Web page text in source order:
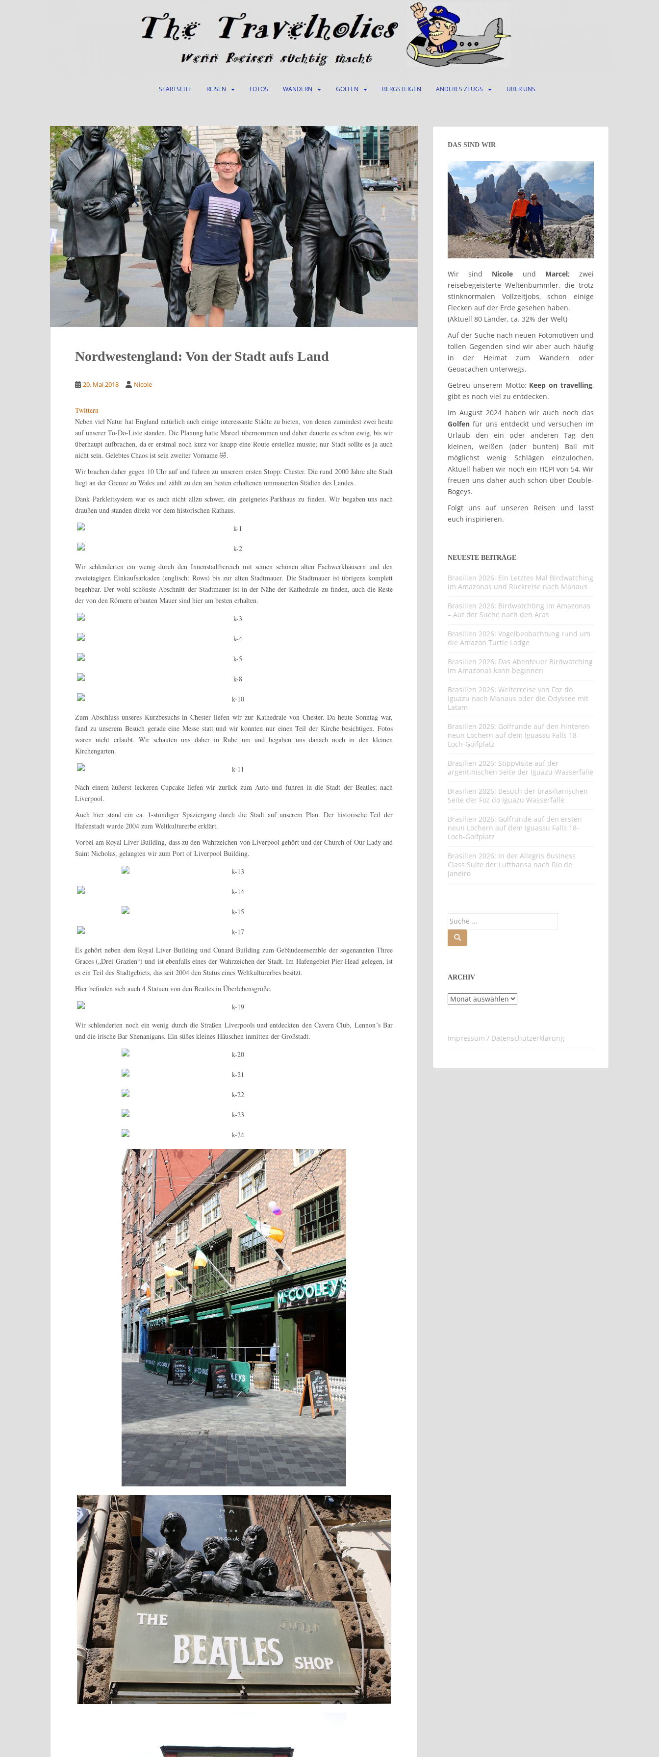
STARTSEITE REISEN FOTOS WANDERN GOLFEN BERGSTEIGEN ANDERES ZEUGS ÜBER UNS
Nordwestengland: Von der Stadt aufs Land
20. Mai 2018 Nicole
Twittern
Neben viel Natur hat England natürlich auch einige interessante Städte zu bieten, von denen zumindest zwei heute
auf unserer To-Do-Liste standen. Die Planung hatte Marcel übernommen und daher dauerte es schon ewig, bis wir
überhaupt aufbrachen, da er erstmal noch kurz vor knapp eine Route erstellen musste; nur Stadt sollte es ja auch
nicht sein. Gelebtes Chaos ist sein zweiter Vorname 🤣.
Wir brachen daher gegen 10 Uhr auf und fuhren zu unserem ersten Stopp: Chester. Die rund 2000 Jahre alte Stadt
liegt an der Grenze zu Wales und zählt zu den am besten erhaltenen ummauerten Städten des Landes.
Dank Parkleitsystem war es auch nicht allzu schwer, ein geeignetes Parkhaus zu finden. Wir begaben uns nach
draußen und standen direkt vor dem historischen Rathaus.
Wir schlenderten ein wenig durch den Innenstadtbereich mit seinen schönen alten Fachwerkhäusern und den
zweietagigen Einkaufsarkaden (englisch: Rows) bis zur alten Stadtmauer. Die Stadtmauer ist übrigens komplett
begehbar. Der wohl schönste Abschnitt der Stadtmauer ist in der Nähe der Kathedrale zu finden, auch die Reste
der von den Römern erbauten Mauer sind hier am besten erhalten.
Zum Abschluss unseres Kurzbesuchs in Chester liefen wir zur Kathedrale von Chester. Da heute Sonntag war,
fand zu unserem Besuch gerade eine Messe statt und wir konnten nur einen Teil der Kirche besichtigen. Fotos
waren nicht erlaubt. Wir schauten uns daher in Ruhe um und begaben uns danach noch in den kleinen
Kirchengarten.
Nach einem äußerst leckeren Cupcake liefen wir zurück zum Auto und fuhren in die Stadt der Beatles; nach
Liverpool.
Auch hier stand ein ca. 1-stündiger Spaziergang durch die Stadt auf unserem Plan. Der historische Teil der
Hafenstadt wurde 2004 zum Weltkulturerbe erklärt.
Vorbei am Royal Liver Building, dass zu den Wahrzeichen von Liverpool gehört und der Church of Our Lady and
Saint Nicholas, gelangten wir zum Port of Liverpool Building.
Es gehört neben dem Royal Liver Building und Cunard Building zum Gebäudeensemble der sogenannten Three
Graces („Drei Grazien“) und ist ebenfalls eines der Wahrzeichen der Stadt. Im Hafengebiet Pier Head gelegen, ist
es ein Teil des Stadtgebiets, das seit 2004 den Status eines Weltkulturerbes besitzt.
Hier befinden sich auch 4 Statuen von den Beatles in Überlebensgröße.
Wir schlenderten noch ein wenig durch die Straßen Liverpools und entdeckten den Cavern Club, Lennon´s Bar
und die irische Bar Shenanigans. Ein süßes kleines Häuschen inmitten der Großstadt.
DAS SIND WIR
Wir sind Nicole und Marcel; zwei
reisebegeisterte Weltenbummler, die trotz
stinknormalen Vollzeitjobs, schon einige
Flecken auf der Erde gesehen haben.
(Aktuell 80 Länder, ca. 32% der Welt)
Auf der Suche nach neuen Fotomotiven und
tollen Gegenden sind wir aber auch häufig
in der Heimat zum Wandern oder
Geoacachen unterwegs.
Getreu unserem Motto: Keep on travelling,
gibt es noch viel zu entdecken.
Im August 2024 haben wir auch noch das
Golfen für uns entdeckt und versuchen im
Urlaub den ein oder anderen Tag den
kleinen, weißen (oder bunten) Ball mit
möglichst wenig Schlägen einzulochen.
Aktuell haben wir noch ein HCPI von 54. Wir
freuen uns daher auch schon über Double-
Bogeys.
Folgt uns auf unseren Reisen und lasst
euch inspirieren.
NEUESTE BEITRÄGE
Brasilien 2026: Ein Letztes Mal Birdwatching
im Amazonas und Rückreise nach Manaus
Brasilien 2026: Birdwatchting im Amazonas
– Auf der Suche nach den Aras
Brasilien 2026: Vogelbeobachtung rund um
die Amazon Turtle Lodge
Brasilien 2026: Das Abenteuer Birdwatching
im Amazonas kann beginnen
Brasilien 2026: Weiterreise von Foz do
Iguazu nach Manaus oder die Odyssee mit
Latam
Brasilien 2026: Golfrunde auf den hinteren
neun Löchern auf dem Iguassu Falls 18-
Loch-Golfplatz
Brasilien 2026: Stippvisite auf der
argentinischen Seite der Iguazu-Wasserfälle
Brasilien 2026: Besuch der brasilianischen
Seite der Foz do Iguazu Wasserfälle
Brasilien 2026: Golfrunde auf den ersten
neun Löchern auf dem Iguassu Falls 18-
Loch-Golfplatz
Brasilien 2026: In der Allegris Business
Class Suite der Lufthansa nach Rio de
Janeiro
ARCHIV
Archiv
Impressum / Datenschutzerklärung